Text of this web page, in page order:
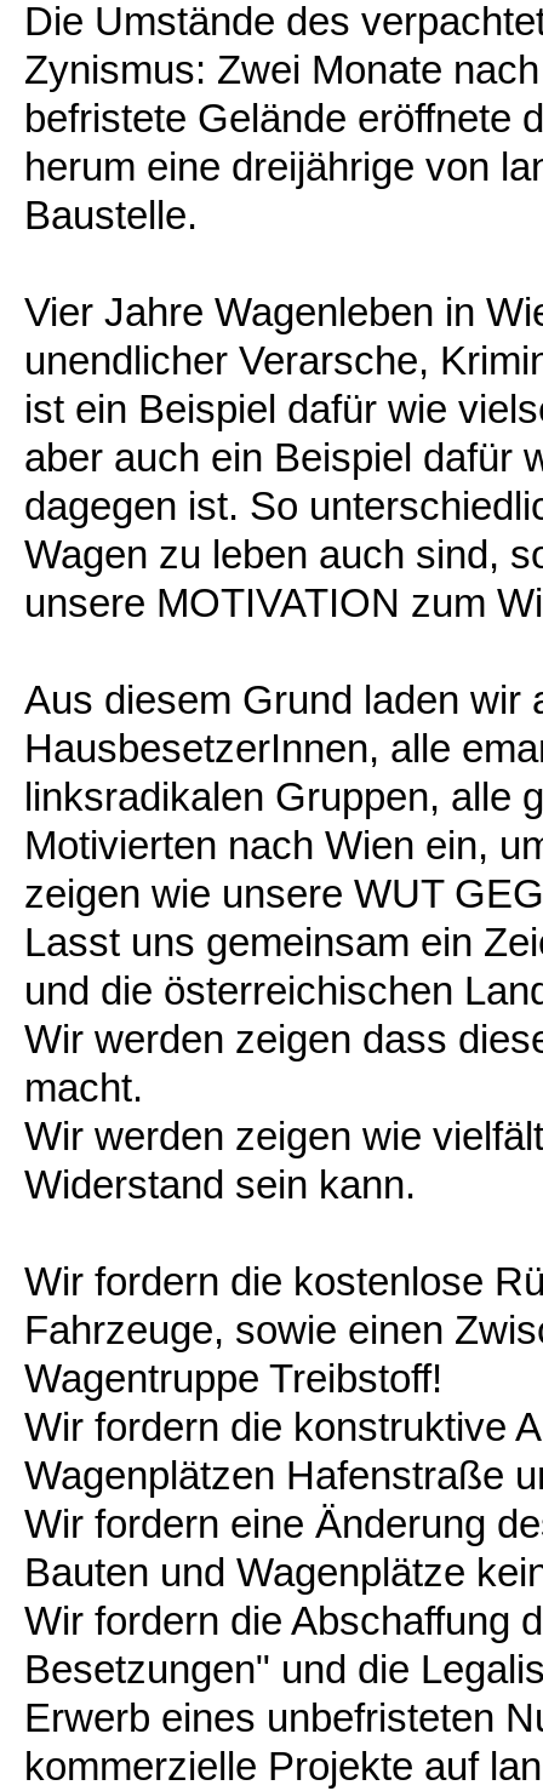
Die Umstände des
Zynismus: Zwei Monate
befristete Gelände eröffnete
herum eine dreijährige von
Baustelle.
Vier Jahre Wagenleben in
unendlicher Verarsche,
ist ein Beispiel dafür wie
aber auch ein Beispiel dafür
dagegen ist. So
Wagen zu leben auch sind,
unsere MOTIVATION zum
Aus diesem Grund laden wir
HausbesetzerInnen, alle
linksradikalen Gruppen, alle
Motivierten nach Wien ein,
zeigen wie unsere WUT
Lasst uns gemeinsam ein
und die österreichischen
Wir werden zeigen dass
macht.
Wir werden zeigen wie
Widerstand sein kann.
Wir fordern die kostenlose
Fahrzeuge, sowie einen
Wagentruppe Treibstoff!
Wir fordern die konstruktive
Wagenplätzen Hafenstraße
Wir fordern eine Änderung
Bauten und Wagenplätze
Wir fordern die Abschaffung
Besetzungen" und die
Erwerb eines unbefristeten
kommerzielle Projekte auf